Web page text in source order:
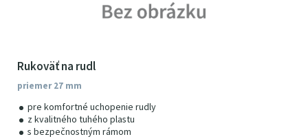
Rukoväť na rudl
priemer 27 mm
pre komfortné uchopenie rudly
z kvalitného tuhého plastu
s bezpečnostným rámom